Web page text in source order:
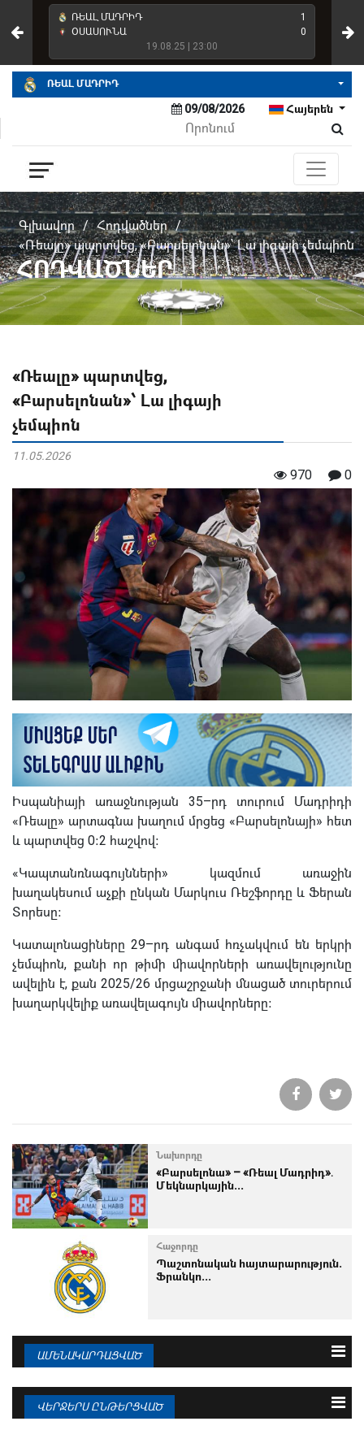
ՌԵԱԼ ՄԱԴՐԻԴ
1
ՕՍԱՍՈՒՆԱ
0
19.08.25 | 23:00
ՌԵԱԼ ՄԱԴՐԻԴ
Հայերեն
09/08/2026
Գլխավոր / Հոդվածներ /
«Ռեալը» պարտվեց, «Բարսելոնան»՝ Լա լիգայի չեմպիոն
ՀՈԴՎԱԾՆԵՐ
«Ռեալը» պարտվեց,
«Բարսելոնան»՝ Լա լիգայի
չեմպիոն
11.05.2026
970 0
Իսպանիայի առաջնության 35–րդ տուրում Մադրիդի
«Ռեալը» արտագնա խաղում մրցեց «Բարսելոնայի» հետ
և պարտվեց 0։2 հաշվով։
«Կապտանռնագույնների» կազմում առաջին
խաղակեսում աչքի ընկան Մարկուս Ռեշֆորդը և Ֆերան
Տորեսը։
Կատալոնացիները 29–րդ անգամ հռչակվում են երկրի
չեմպիոն, քանի որ թիմի միավորների առավելությունը
ավելին է, քան 2025/26 մրցաշրջանի մնացած տուրերում
խաղարկվելիք առավելագույն միավորները։
Նախորդը
«Բարսելոնա» – «Ռեալ Մադրիդ»․
Մեկնարկային...
Հաջորդը
Պաշտոնական հայտարարություն.
Ֆրանկո...
ԱՄԵՆԱԿԱՐԴԱՑՎԱԾ
09.08.2026
ՎԵՐՋԵՐՍ ԸՆԹԵՐՑՎԱԾ